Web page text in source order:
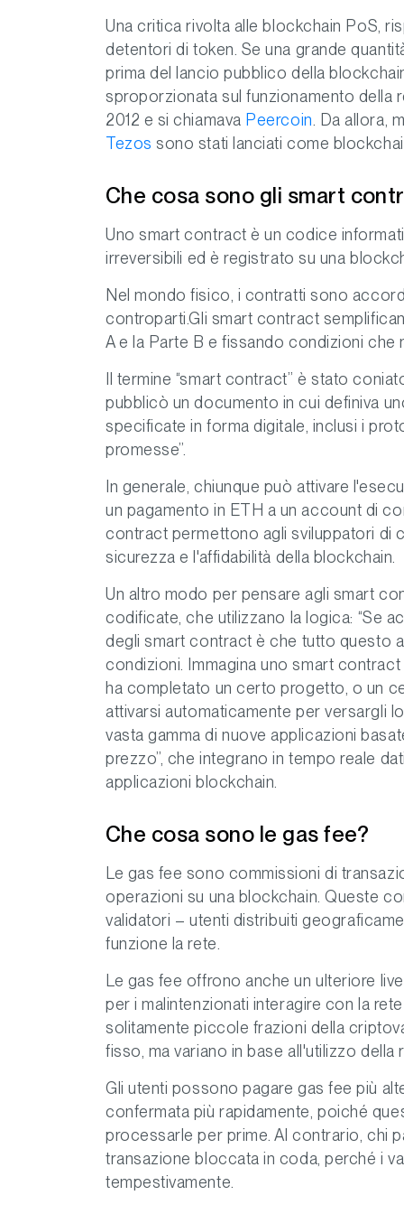
Una critica rivolta alle blockchain PoS,
detentori di token. Se una grande
prima del lancio pubblico della
sproporzionata sul funzionamento della
2012 e si chiamava Peercoin . Da
Tezos sono stati lanciati come
Che cosa sono gli smart
Uno smart contract è un codice
irreversibili ed è registrato su una
Nel mondo fisico, i contratti sono
controparti.Gli smart contract
A e la Parte B e fissando condizioni
Il termine “smart contract” è stato
pubblicò un documento in cui definiva
specificate in forma digitale, inclusi i
promesse”.
In generale, chiunque può attivare
un pagamento in ETH a un account di
contract permettono agli sviluppatori di
sicurezza e l'affidabilità della blockchain.
Un altro modo per pensare agli smart
codificate, che utilizzano la logica: “Se
degli smart contract è che tutto questo
condizioni. Immagina uno smart
ha completato un certo progetto, o un
attivarsi automaticamente per versargli
vasta gamma di nuove applicazioni
prezzo”, che integrano in tempo reale
applicazioni blockchain.
Che cosa sono le gas fee?
Le gas fee sono commissioni di
operazioni su una blockchain. Queste
validatori – utenti distribuiti
funzione la rete.
Le gas fee offrono anche un ulteriore
per i malintenzionati interagire con la
solitamente piccole frazioni della
fisso, ma variano in base all'utilizzo
Gli utenti possono pagare gas fee più
confermata più rapidamente, poiché
processarle per prime. Al contrario, chi
transazione bloccata in coda, perché i
tempestivamente.